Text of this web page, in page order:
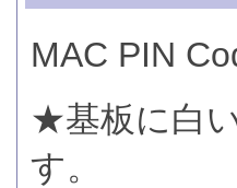
MAC PIN
★基板に白
す。